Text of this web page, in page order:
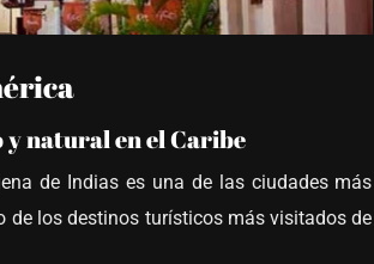
y natural en el Caribe
de Indias es una de las ciudades más
de los destinos turísticos más visitados de